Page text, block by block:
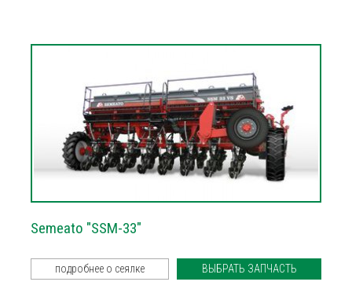
Semeato "SSM-33"
подробнее о сеялке ВЫБРАТЬ ЗАПЧАСТЬ